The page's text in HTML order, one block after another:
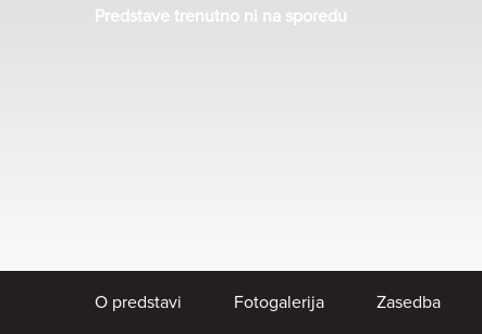
Predstave trenutno ni na sporedu
O predstavi Fotogalerija Zasedba